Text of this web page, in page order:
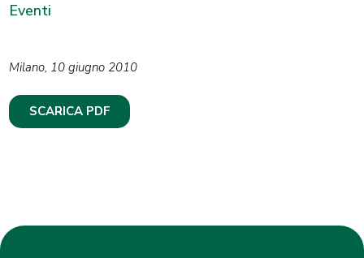
Eventi
Milano, 10 giugno 2010
SCARICA PDF